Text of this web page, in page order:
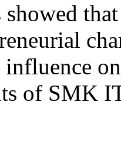
showed
of SMK